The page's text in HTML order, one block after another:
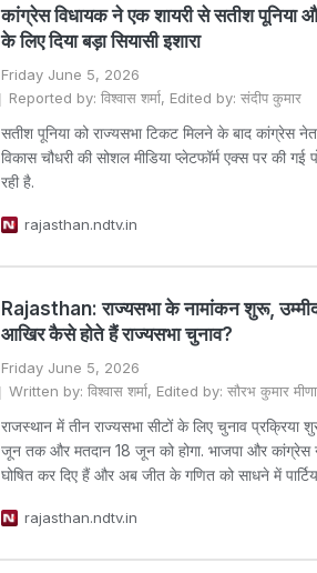
कांग्रेस विधायक ने एक शायरी से सतीश पूनिया
के लिए दिया बड़ा सियासी इशारा
Friday June 5, 2026
Reported by: विश्वास शर्मा, Edited by: संदीप कुमार
सतीश पूनिया को राज्यसभा टिकट मिलने के बाद कांग्रेस
विकास चौधरी की सोशल मीडिया प्लेटफॉर्म एक्स पर की
रही है.
rajasthan.ndtv.in
Rajasthan: राज्यसभा के नामांकन शुरू,
आखिर कैसे होते हैं राज्यसभा चुनाव?
Friday June 5, 2026
Written by: विश्वास शर्मा, Edited by: सौरभ कुमार मीणा
राजस्थान में तीन राज्यसभा सीटों के लिए चुनाव प्रक्रिया
जून तक और मतदान 18 जून को होगा. भाजपा और कांग्रेस
घोषित कर दिए हैं और अब जीत के गणित को साधने में
rajasthan.ndtv.in